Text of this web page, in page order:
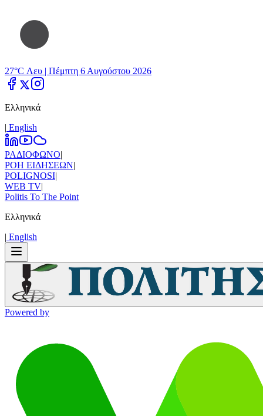
27°C Λευ | Πέμπτη 6 Αυγούστου 2026
Ελληνικά
| Εnglish
ΡΑΔΙΟΦΩΝΟ|
ΡΟΗ ΕΙΔΗΣΕΩΝ|
POLIGNOSI|
WEB TV|
Politis To The Point
Ελληνικά
| Εnglish
Powered by